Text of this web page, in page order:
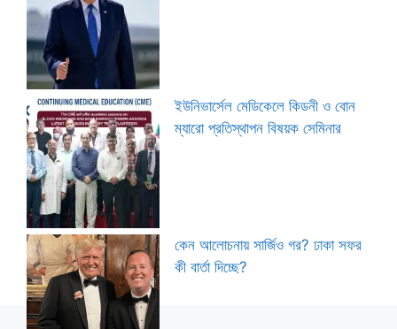
ইউনিভার্সেল মেডিকেলে কিডনী ও বোন
ম্যারো প্রতিস্থাপন বিষয়ক সেমিনার
কেন আলোচনায় সার্জিও গর? ঢাকা সফর
কী বার্তা দিচ্ছে?